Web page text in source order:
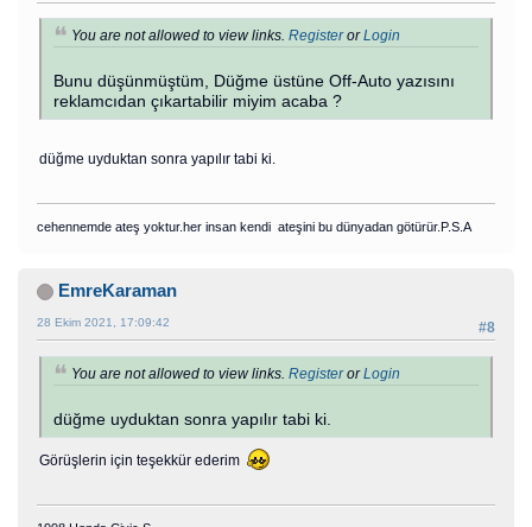
You are not allowed to view links. RegisterorLogin
Bunu düşünmüştüm, Düğme üstüne Off-Auto yazısını
reklamcıdan çıkartabilir miyim acaba ?
düğme uyduktan sonra yapılır tabi ki.
cehennemde ateş yoktur.her insan kendi ateşini bu dünyadan götürür.P.S.A
EmreKaraman
#8
28 Ekim 2021, 17:09:42
You are not allowed to view links. RegisterorLogin
düğme uyduktan sonra yapılır tabi ki.
Görüşlerin için teşekkür ederim